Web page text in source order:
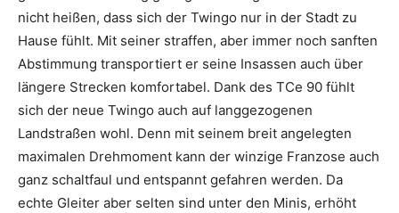
nicht heißen, dass sich der Twingo nur in der Stadt zu
Hause fühlt. Mit seiner straffen, aber immer noch sanften
Abstimmung transportiert er seine Insassen auch über
längere Strecken komfortabel. Dank des TCe 90 fühlt
sich der neue Twingo auch auf langgezogenen
Landstraßen wohl. Denn mit seinem breit angelegten
maximalen Drehmoment kann der winzige Franzose auch
ganz schaltfaul und entspannt gefahren werden. Da
echte Gleiter aber selten sind unter den Minis, erhöht